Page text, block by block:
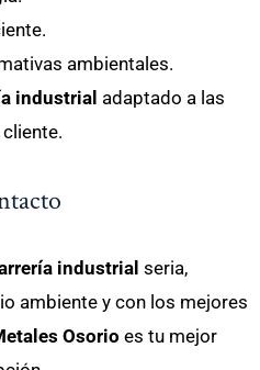
ambientales.
industrial adaptado a las
industrial seria,
ambiente y con los mejores
Osorio es tu mejor